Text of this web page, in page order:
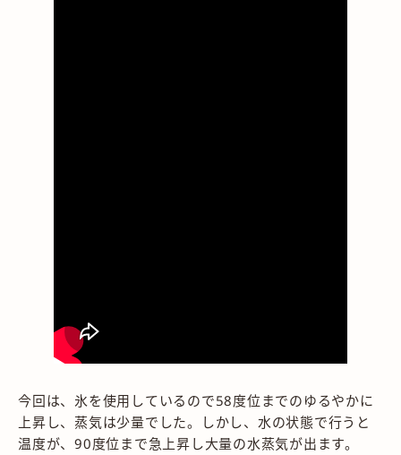
今回は、氷を使用しているので58度位までのゆるやかに
上昇し、蒸気は少量でした。しかし、水の状態で行うと
温度が、90度位まで急上昇し大量の水蒸気が出ます。